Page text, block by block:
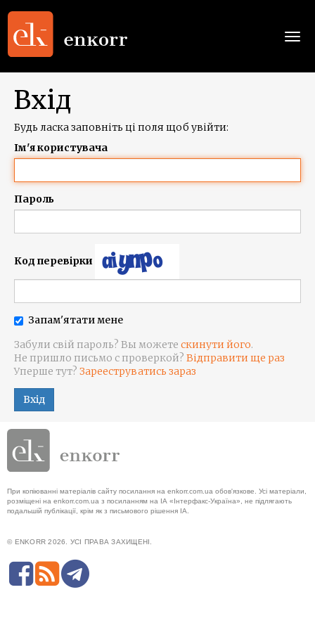
Вхід
Будь ласка заповніть ці поля щоб увійти:
Ім'я користувача
Пароль
Код перевірки
Запам'ятати мене
Забули свій пароль? Вы можете скинути його.
Не пришло письмо с проверкой? Відправити ще раз
Уперше тут? Зарееструватись зараз
Вхід
При копіюванні матеріалів сайту посилання на enkorr.com.ua обов'язкове. Усі матеріали,
розміщені на enkorr.com.ua з посиланням на ІА «Інтерфакс-Україна», не підлягають
подальшій публікації, крім як з письмового рішення ІА.
© ENKORR 2026. УСІ ПРАВА ЗАХИЩЕНІ.